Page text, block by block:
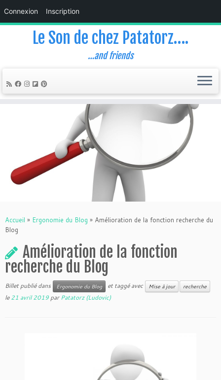
Connexion Inscription
Le Son de chez Patatorz….
…and friends
Accueil » Ergonomie du Blog » Amélioration de la fonction recherche du
Blog
Amélioration de la fonction
recherche du Blog
Billet publié dans Ergonomie du Blog et taggé avec Mise à jour recherche
le21 avril 2019 parPatatorz (Ludovic)